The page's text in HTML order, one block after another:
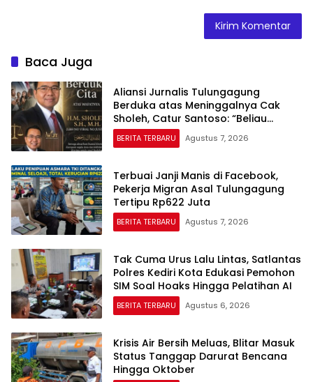
Baca Juga
Aliansi Jurnalis Tulungagung
Berduka atas Meninggalnya Cak
Sholeh, Catur Santoso: “Beliau
Pejuang Keadilan yang Vokal”
BERITA TERBARU Agustus 7, 2026
Terbuai Janji Manis di Facebook,
Pekerja Migran Asal Tulungagung
Tertipu Rp622 Juta
BERITA TERBARU Agustus 7, 2026
Tak Cuma Urus Lalu Lintas, Satlantas
Polres Kediri Kota Edukasi Pemohon
SIM Soal Hoaks Hingga Pelatihan AI
BERITA TERBARU Agustus 6, 2026
Krisis Air Bersih Meluas, Blitar Masuk
Status Tanggap Darurat Bencana
Hingga Oktober